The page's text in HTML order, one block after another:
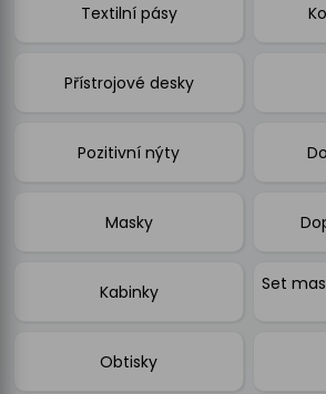
Textilní pásy
Přístrojové desky
Pozitivní nýty
Masky
Kabinky
Set
Obtisky